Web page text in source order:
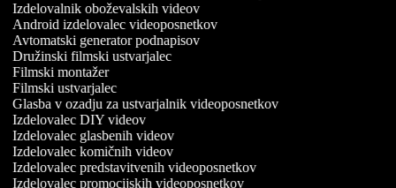
Izdelovalnik oboževalskih videov
Android izdelovalec videoposnetkov
Avtomatski generator podnapisov
Družinski filmski ustvarjalec
Filmski montažer
Filmski ustvarjalec
Glasba v ozadju za ustvarjalnik videoposnetkov
Izdelovalec DIY videov
Izdelovalec glasbenih videov
Izdelovalec komičnih videov
Izdelovalec predstavitvenih videoposnetkov
Izdelovalec promocijskih videoposnetkov